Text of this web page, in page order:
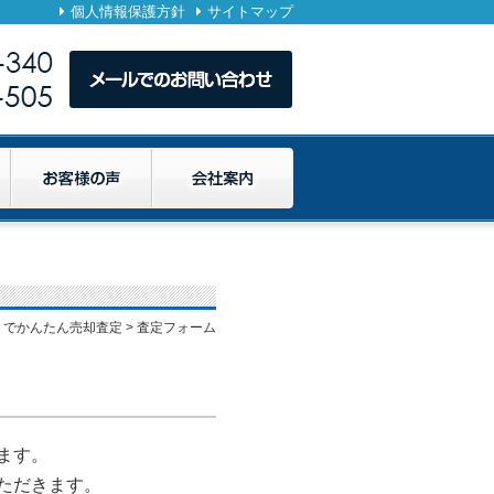
個人情報保護方針 サイトマップ
でかんたん売却査定 > 査定フォーム
す。
きます。